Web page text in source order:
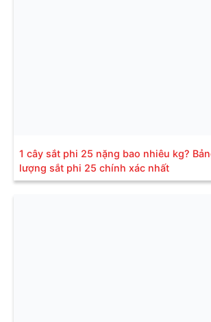
1 cây sắt phi 25 nặng bao nhiêu kg?
lượng sắt phi 25 chính xác nhất